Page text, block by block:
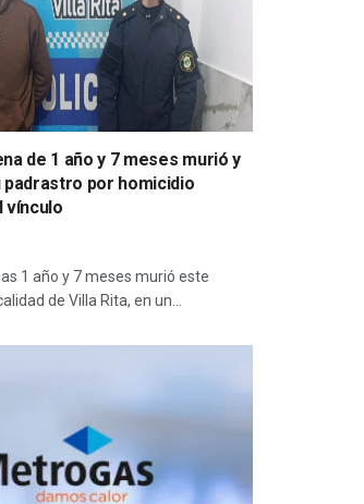
de 1 año y 7 meses murió y
por homicidio
vínculo
1 año y 7 meses murió este
de Villa Rita, en un...